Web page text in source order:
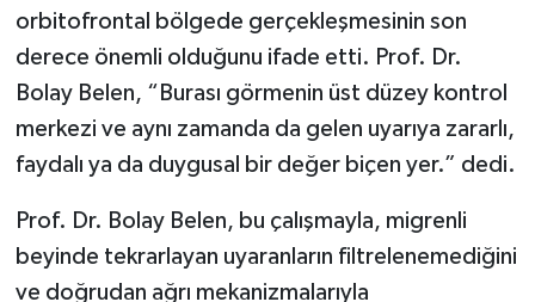
orbitofrontal bölgede gerçekleşmesinin son
derece önemli olduğunu ifade etti. Prof. Dr.
Bolay Belen, “Burası görmenin üst düzey kontrol
merkezi ve aynı zamanda da gelen uyarıya zararlı,
faydalı ya da duygusal bir değer biçen yer.” dedi.
Prof. Dr. Bolay Belen, bu çalışmayla, migrenli
beyinde tekrarlayan uyaranların filtrelenemediğini
ve doğrudan ağrı mekanizmalarıyla